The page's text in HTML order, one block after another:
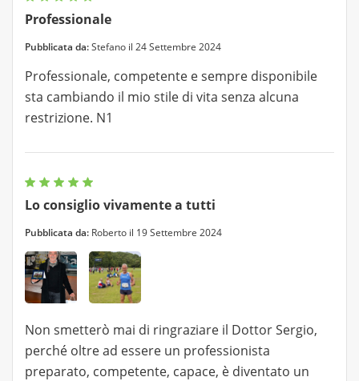
Professionale
Pubblicata da:Stefano il 24 Settembre 2024
Professionale, competente e sempre disponibile
sta cambiando il mio stile di vita senza alcuna
restrizione. N1
Lo consiglio vivamente a tutti
Pubblicata da: Roberto il 19 Settembre 2024
Non smetterò mai di ringraziare il Dottor Sergio,
perché oltre ad essere un professionista
preparato, competente, capace, è diventato un